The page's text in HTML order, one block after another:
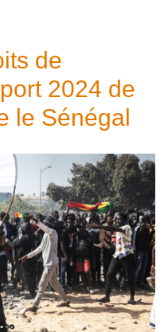
de
2024 de
le Sénégal